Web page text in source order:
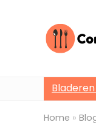
Home »